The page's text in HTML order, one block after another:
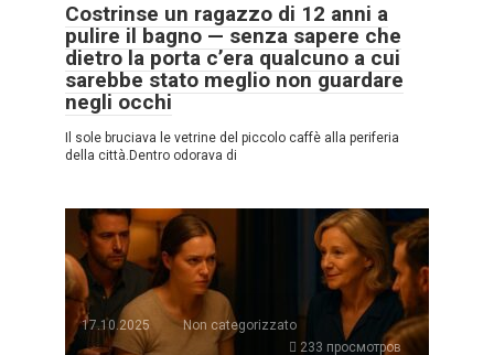
Costrinse un ragazzo di 12 anni a
pulire il bagno — senza sapere che
dietro la porta c’era qualcuno a cui
sarebbe stato meglio non guardare
negli occhi
Il sole bruciava le vetrine del piccolo caffè alla periferia
della città.Dentro odorava di
17.10.2025
Non categorizzato
233 просмотров